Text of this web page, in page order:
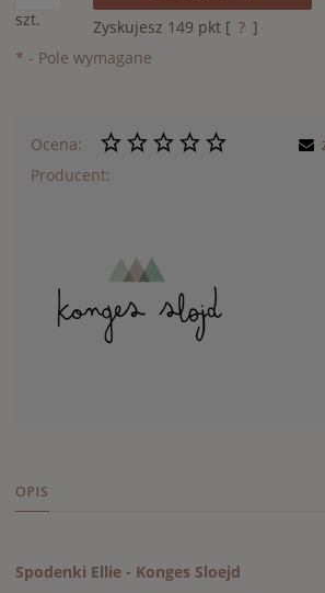
szt. Zyskujesz 149 pkt [ ? ]
* - Pole wymagane
Ocena:
Producent:
OPIS
Spodenki Ellie - Konges Sloejd